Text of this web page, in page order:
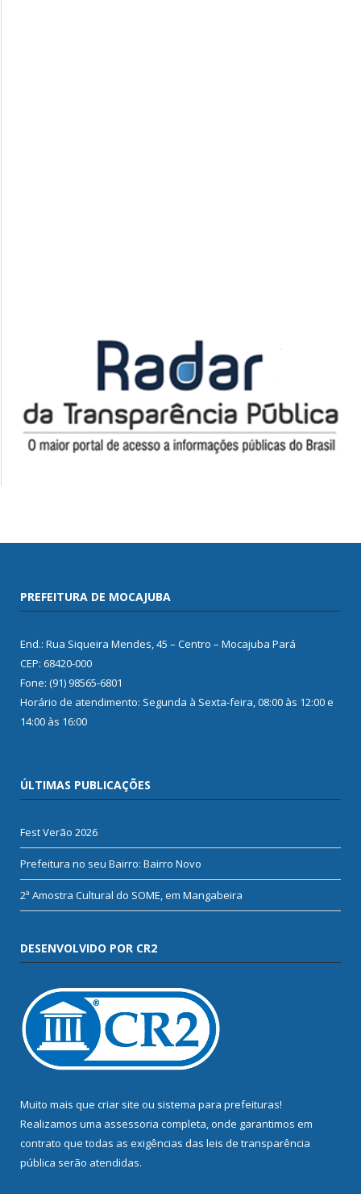
PREFEITURA DE MOCAJUBA
End.: Rua Siqueira Mendes, 45 – Centro – Mocajuba Pará
CEP: 68420-000
Fone: (91) 98565-6801
Horário de atendimento: Segunda à Sexta-feira, 08:00 às 12:00 e
14:00 às 16:00
ÚLTIMAS PUBLICAÇÕES
Fest Verão 2026
Prefeitura no seu Bairro: Bairro Novo
2ª Amostra Cultural do SOME, em Mangabeira
DESENVOLVIDO POR CR2
Muito mais que criar site ou sistema para prefeituras!
Realizamos uma assessoria completa, onde garantimos em
contrato que todas as exigências das leis de transparência
pública serão atendidas.